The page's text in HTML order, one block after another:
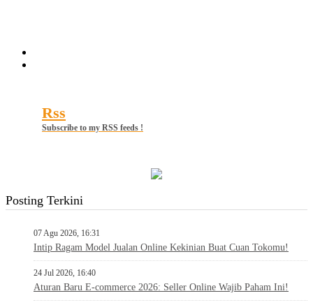
Rss
Subscribe to my RSS feeds !
Posting Terkini
07 Agu 2026, 16:31
Intip Ragam Model Jualan Online Kekinian Buat Cuan Tokomu!
24 Jul 2026, 16:40
Aturan Baru E-commerce 2026: Seller Online Wajib Paham Ini!